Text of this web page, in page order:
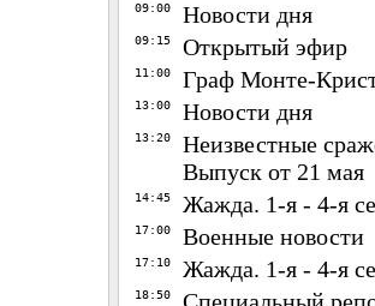
09:00 Новости дня
09:15 Открытый эфир
11:00 Граф Монте-
13:00 Новости дня
13:20
Неизвестные
Выпуск от 21 мая
14:45 Жажда. 1-я - 4-я
17:00 Военные новости
17:10 Жажда. 1-я - 4-я
18:50